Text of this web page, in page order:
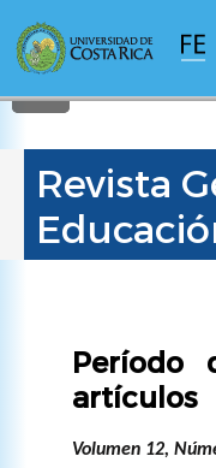
contenido
principal
Revista
Período
artículos
Volumen 12,